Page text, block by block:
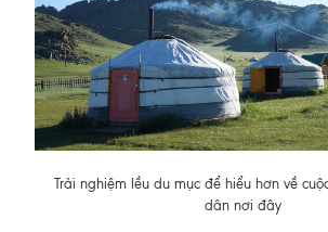
Trải nghiệm lều du mục để hiểu hơn về
dân nơi đây